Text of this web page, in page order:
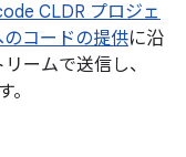
CLDR プロジェ
のコードの提供に沿
ームで送信し、